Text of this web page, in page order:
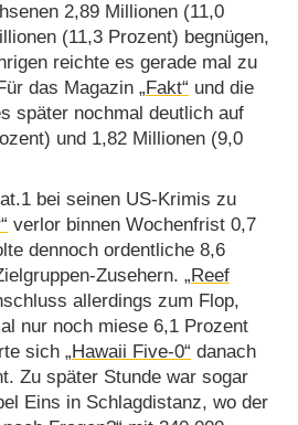
2,89 Millionen (11,0
(11,3 Prozent) begnügen,
reichte es gerade mal zu
das Magazin „Fakt“ und die
später nochmal deutlich auf
und 1,82 Millionen (9,0
bei seinen US-Krimis zu
verlor binnen Wochenfrist 0,7
dennoch ordentliche 8,6
Zusehern. „Reef
allerdings zum Flop,
nur noch miese 6,1 Prozent
sich „Hawaii Five-0“ danach
Zu später Stunde war sogar
Eins in Schlagdistanz, wo der